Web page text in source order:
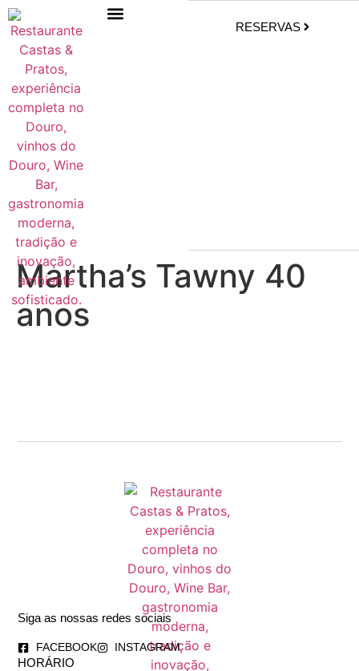
RESERVAS
Martha’s Tawny 40
anos
Siga as nossas redes sociais
FACEBOOK INSTAGRAM
HORÁRIO